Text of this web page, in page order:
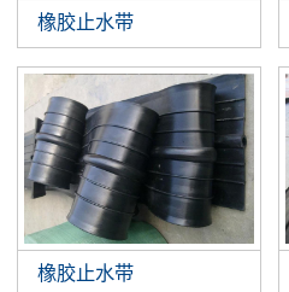
橡胶止水带
橡胶止水带